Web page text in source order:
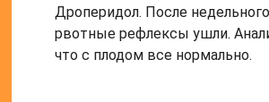
Дроперидол. После
рвотные рефлексы ушли.
что с плодом все нормально.